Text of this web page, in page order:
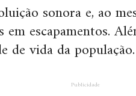
sonora e, ao
em escapamentos.
de vida da população.
Publicidade